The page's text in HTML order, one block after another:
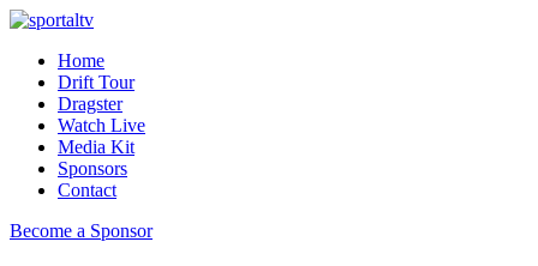
Home
Drift Tour
Dragster
Watch Live
Media Kit
Sponsors
Contact
Become a Sponsor